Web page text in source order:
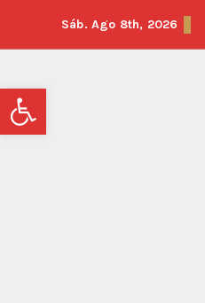
Sáb. Ago 8th, 2026
Abrir barra de